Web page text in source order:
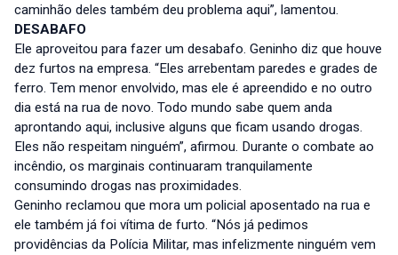
caminhão deles também deu problema aqui”, lamentou.
DESABAFO
Ele aproveitou para fazer um desabafo. Geninho diz que houve
dez furtos na empresa. “Eles arrebentam paredes e grades de
ferro. Tem menor envolvido, mas ele é apreendido e no outro
dia está na rua de novo. Todo mundo sabe quem anda
aprontando aqui, inclusive alguns que ficam usando drogas.
Eles não respeitam ninguém”, afirmou. Durante o combate ao
incêndio, os marginais continuaram tranquilamente
consumindo drogas nas proximidades.
Geninho reclamou que mora um policial aposentado na rua e
ele também já foi vítima de furto. “Nós já pedimos
providências da Polícia Militar, mas infelizmente ninguém vem